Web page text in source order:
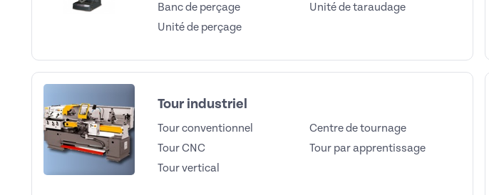
Banc de perçage
Unité de perçage
Unité de taraudage
Tour industriel
Tour conventionnel
Tour CNC
Tour vertical
Centre de tournage
Tour par apprentissage